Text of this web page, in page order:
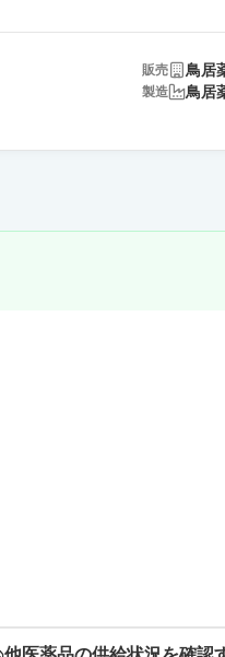
販売 鳥居
製造 鳥居